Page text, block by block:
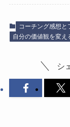
コーチング感想と
自分の価値観を変え
シ